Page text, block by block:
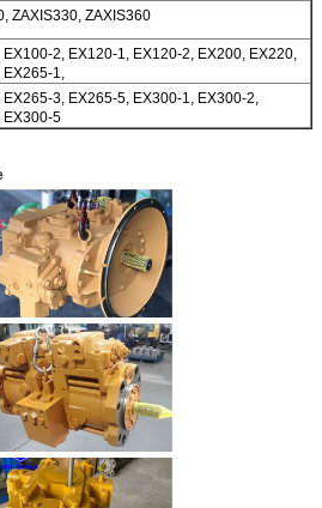
ZAXIS330, ZAXIS360
EX100-2, EX120-1, EX120-2, EX200, EX220,
EX265-1,
EX265-3, EX265-5, EX300-1, EX300-2,
EX300-5